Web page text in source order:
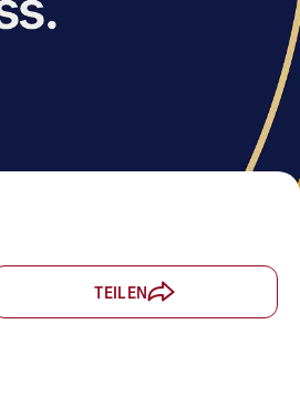
TEILEN